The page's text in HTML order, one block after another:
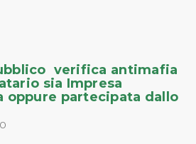
 verifica antimafia
sia Impresa
oppure partecipata dallo